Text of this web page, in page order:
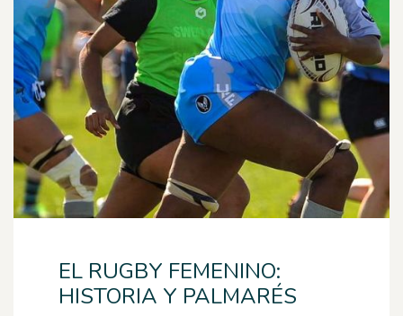
EL RUGBY FEMENINO:
HISTORIA Y PALMARÉS